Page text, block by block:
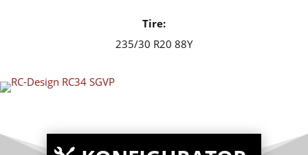
Tire:
235/30 R20 88Y